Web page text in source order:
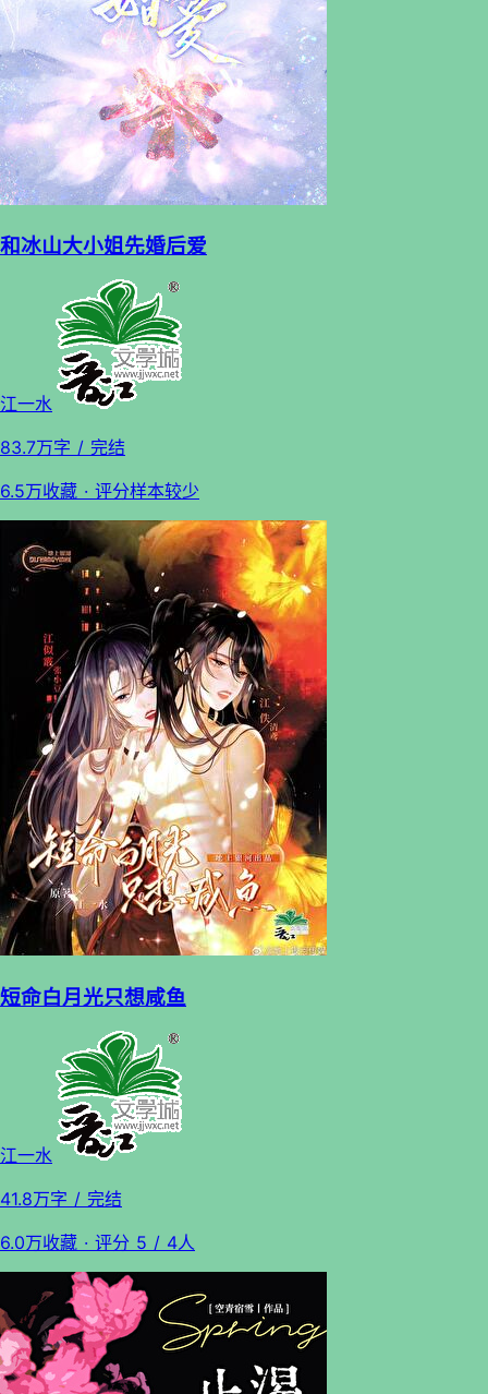
和冰山大小姐先婚后爱
江一水
83.7万字 / 完结
6.5万收藏 · 评分样本较少
短命白月光只想咸鱼
江一水
41.8万字 / 完结
6.0万收藏 · 评分 5 / 4人